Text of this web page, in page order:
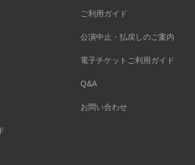
ご利用ガイド
公演中止・払戻しのご案内
電子チケットご利用ガイド
Q&A
お問い合わせ